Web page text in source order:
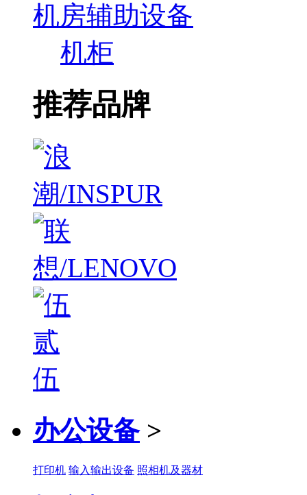
机房辅助设备
机柜
推荐品牌
办公设备 >
打印机 输入输出设备 照相机及器材